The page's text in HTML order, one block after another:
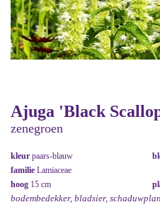
Ajuga 'Black
zenegroen
kleur paars-blauw
familie Lamiaceae
hoog 15 cm
bodembedekker, bladsier,